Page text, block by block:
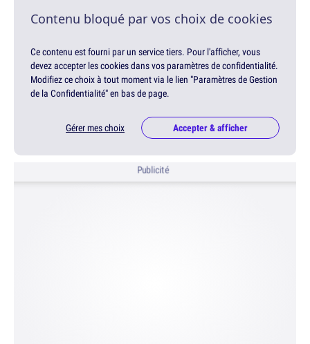
Contenu bloqué par vos choix de cookies
Ce contenu est fourni par un service tiers. Pour l'afficher, vous
devez accepter les cookies dans vos paramètres de confidentialité.
Modifiez ce choix à tout moment via le lien "Paramètres de Gestion
de la Confidentialité" en bas de page.
Gérer mes choix Accepter & afficher
Publicité